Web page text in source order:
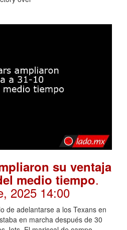
su ventaja
medio tiempo.
2025 14:00
de adelantarse a los Texans en
en marcha después de 30